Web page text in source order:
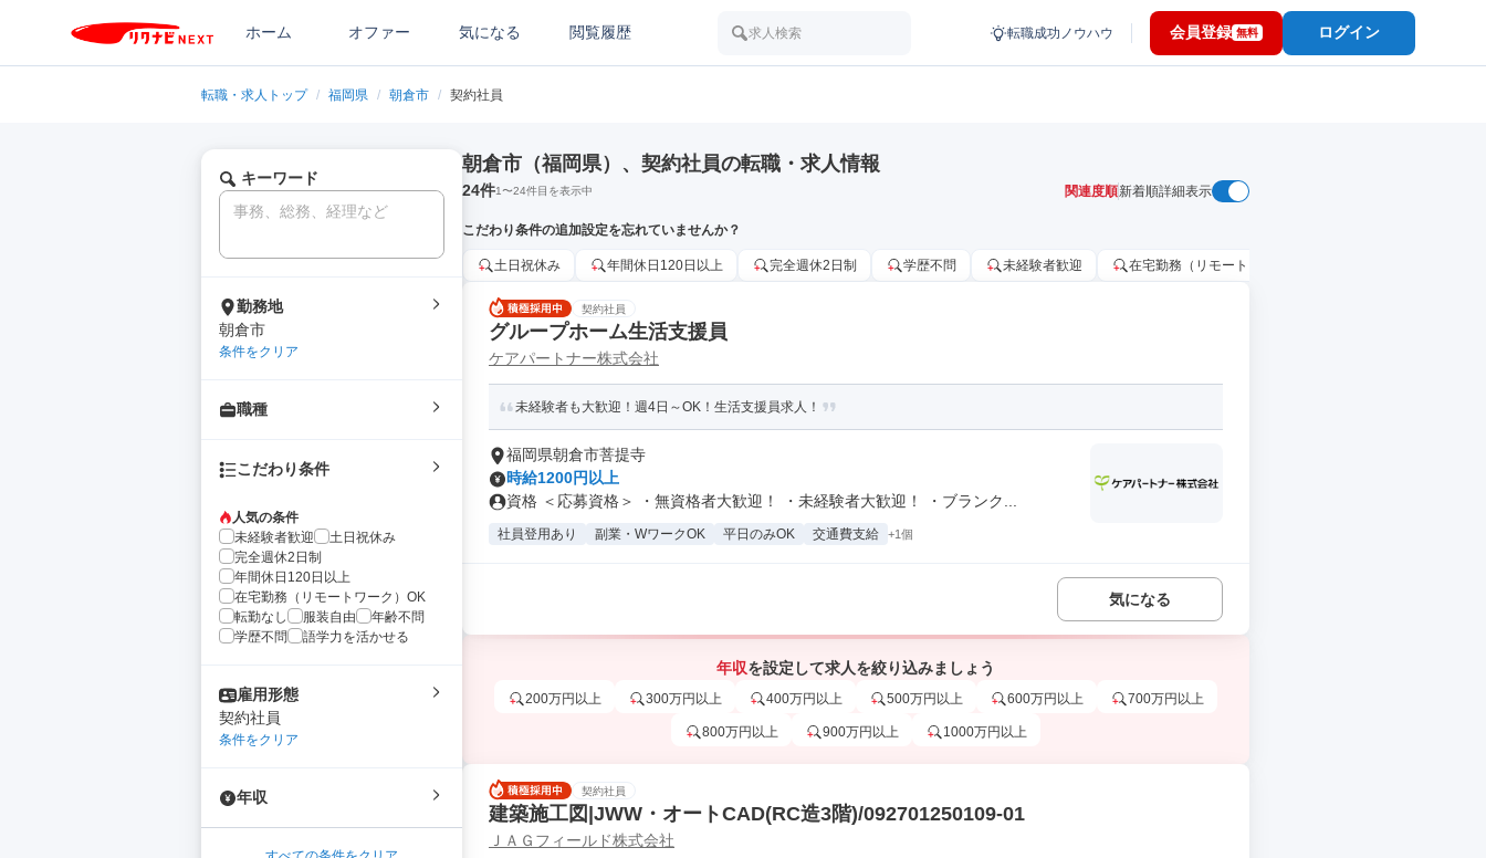
ホーム オファー 気になる 閲覧履歴 求人検索 転職成功ノウハウ 会員登録 無料 ログイン
転職・求人トップ / 福岡県 / 朝倉市 / 契約社員
キーワード
勤務地
朝倉市
条件をクリア
職種
こだわり条件
人気の条件
未経験者歓迎
土日祝休み
完全週休2日制
年間休日120日以上
在宅勤務（リモートワーク）OK
転勤なし
服装自由
年齢不問
学歴不問
語学力を活かせる
雇用形態
契約社員
条件をクリア
年収
朝倉市（福岡県）、契約社員の転職・求人情報
24件1〜24件目を表示中 関連度順新着順詳細表示
こだわり条件の追加設定を忘れていませんか？
土日祝休み 年間休日120日以上 完全週休2日制 学歴不問 未経験者歓迎 在宅勤務（リモートワーク）OK
契約社員
グループホーム生活支援員
ケアパートナー株式会社
未経験者も大歓迎！週4日～OK！生活支援員求人！
福岡県朝倉市菩提寺
時給1200円以上
資格 ＜応募資格＞ ・無資格者大歓迎！ ・未経験者大歓迎！ ・ブランク...
社員登用あり 副業・WワークOK 平日のみOK 交通費支給 +1個
気になる
年収を設定して求人を絞り込みましょう
200万円以上 300万円以上 400万円以上 500万円以上 600万円以上 700万円以上
800万円以上 900万円以上 1000万円以上
契約社員
建築施工図|JWW・オートCAD(RC造3階)/092701250109-01
ＪＡＧフィールド株式会社